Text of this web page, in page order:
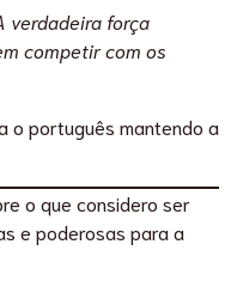
verdadeira força
competir com os
o português mantendo a
o que considero ser
e poderosas para a